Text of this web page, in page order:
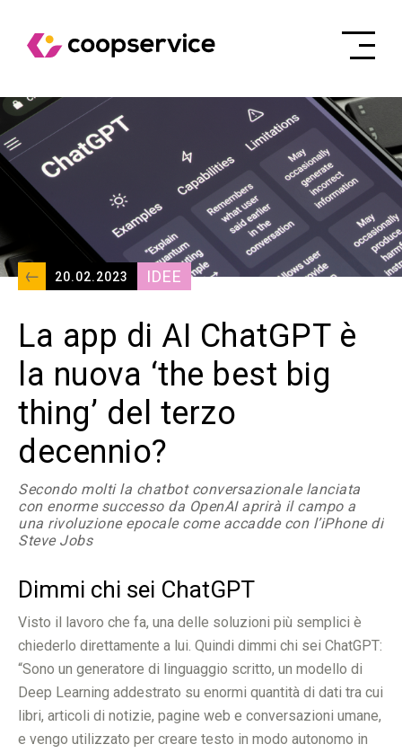
20.02.2023 IDEE
La app di AI ChatGPT è
la nuova ‘the best big
thing’ del terzo
decennio?
Secondo molti la chatbot conversazionale lanciata
con enorme successo da OpenAI aprirà il campo a
una rivoluzione epocale come accadde con l’iPhone di
Steve Jobs
Dimmi chi sei ChatGPT
Visto il lavoro che fa, una delle soluzioni più semplici è
chiederlo direttamente a lui. Quindi dimmi chi sei ChatGPT:
“Sono un generatore di linguaggio scritto, un modello di
Deep Learning addestrato su enormi quantità di dati tra cui
libri, articoli di notizie, pagine web e conversazioni umane,
e vengo utilizzato per creare testo in modo autonomo in